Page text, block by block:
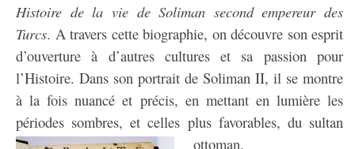
Histoire de la vie de Soliman second empereur des
Turcs. A travers cette biographie, on découvre son esprit
d’ouverture à d’autres cultures et sa passion pour
l’Histoire. Dans son portrait de Soliman II, il se montre
à la fois nuancé et précis, en mettant en lumière les
périodes sombres, et celles plus favorables, du sultan
ottoman.